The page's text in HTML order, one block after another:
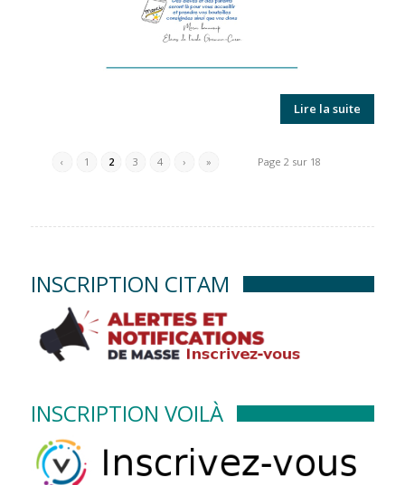
Lire la suite
Page 2 sur 18
‹ 1 2 3 4 › »
INSCRIPTION CITAM
INSCRIPTION VOILÀ